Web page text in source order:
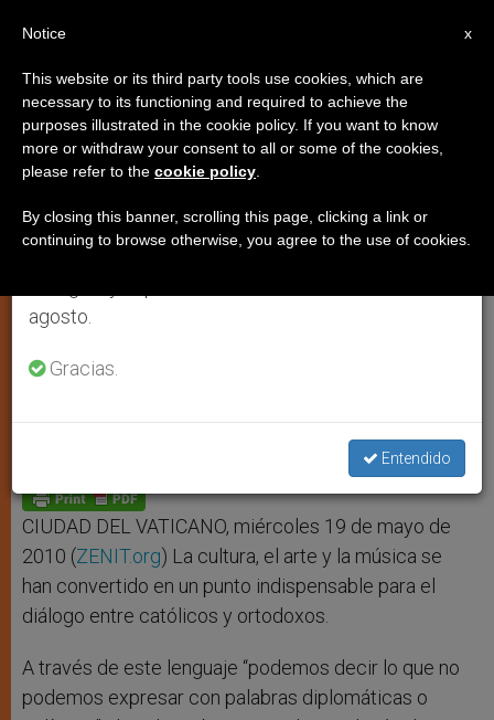
La cultura, un punto en común
para el diálogo con los ortodoxos
espiritualidad rusa en el Vaticano
MAYO 19, 2010 00:00
a
p
p
s
g
e
r
c
o
k
i
r
a
CIUDAD DEL VATICANO, miércoles 19 de mayo de
2010 (ZENIT.org) La cultura, el arte y la música se
han convertido en un punto indispensable para el
diálogo entre católicos y ortodoxos.
A través de este lenguaje “podemos decir lo que no
podemos expresar con palabras diplomáticas o
×
Aviso importante
Del 27 de julio al 7 de agosto haremos la pausa
anual, aprovechando que en el periodo de verano
se generan menos informaciones y también el
agosto.
Gracias.
Entendido
x
Notice
This website or its third party tools use cookies, which are
necessary to its functioning and required to achieve the
purposes illustrated in the cookie policy. If you want to know
more or withdraw your consent to all or some of the cookies,
please refer to the cookie policy
By closing this banner, scrolling this page, clicking a link or
continuing to browse otherwise, you agree to the use of cookies.